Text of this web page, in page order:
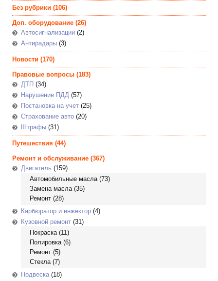
Без рубрики (106)
Доп. оборудование (26)
Автосигнализации (2)
Антирадары (3)
Новости (170)
Правовые вопросы (183)
ДТП (34)
Нарушение ПДД (57)
Постановка на учет (25)
Страхование авто (20)
Штрафы (31)
Путешествия (44)
Ремонт и обслуживание (367)
Двигатель (159)
Автомобильные масла(73)
Замена масла(35)
Ремонт (28)
Карбюратор и инжектор (4)
Кузовной ремонт (31)
Покраска(11)
Полировка(6)
Ремонт (5)
Стекла(7)
Подвеска(18)